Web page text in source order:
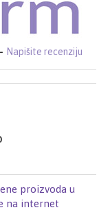
- Napišite recenziju
proizvoda u
na internet